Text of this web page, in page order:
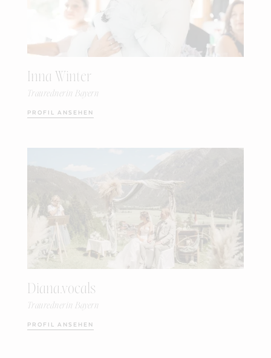
Inna Winter
Traurednerin Bayern
PROFIL ANSEHEN
Diana.vocals
Traurednerin Bayern
PROFIL ANSEHEN